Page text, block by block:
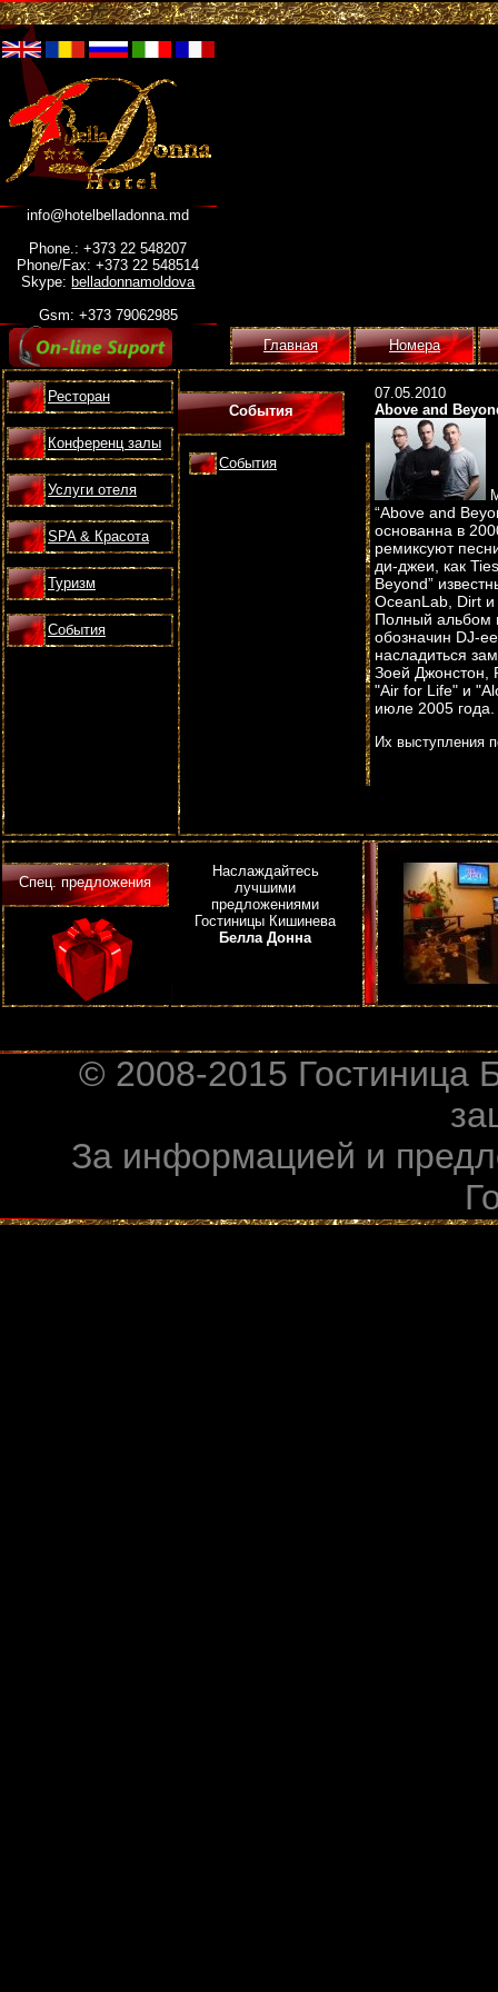
info@hotelbelladonna.md
Phone.: +373 22 548207
Phone/Fax: +373 22 548514
Skype: belladonnamoldova
Gsm: +373 79062985
Главная
Номера
Ресторан
Конференц залы
Услуги отеля
SPA & Красота
Туризм
События
События
События
07.05.2010
Above and
“Above and
основанна в
ремиксуют
ди-джеи, как
Beyond”
OceanLab, Dirt
Полный альбом
обозначин DJ-
насладиться
Зоей Джонстон,
"Air for Life" и
июле 2005 года.
Их выступления
Спец. предложения
Наслаждайтесь
лучшими
предложениями
Гостиницы Кишинева
Белла Донна
© 2008-2015 Гостиница
За информацией и